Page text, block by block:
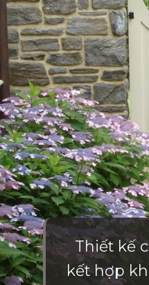
Thiết kế
kết hợp